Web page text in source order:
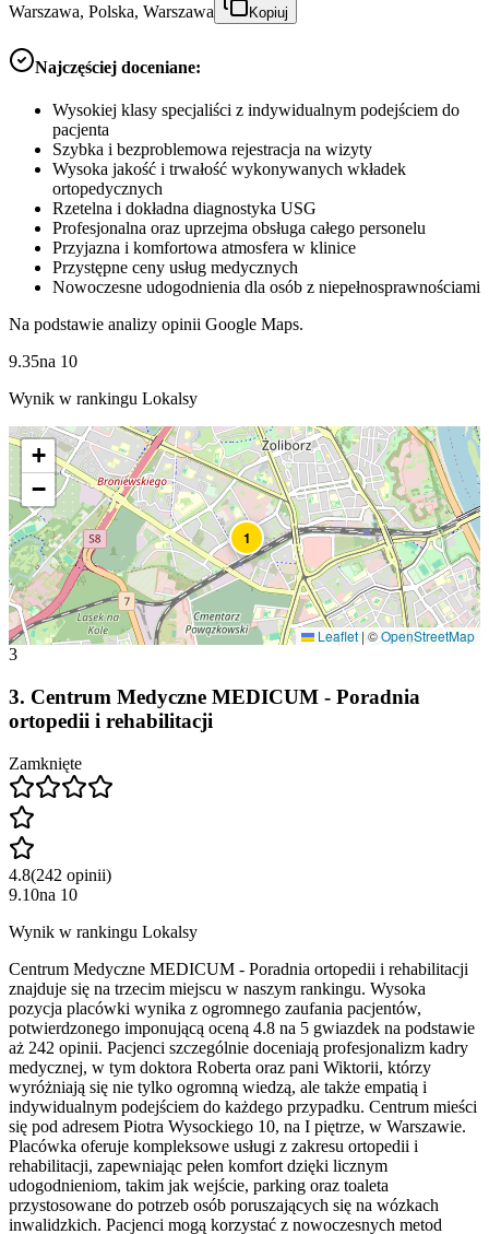
Warszawa, Polska, Warszawa
Kopiuj
Najczęściej doceniane:
Wysokiej klasy specjaliści z indywidualnym podejściem do
pacjenta
Szybka i bezproblemowa rejestracja na wizyty
Wysoka jakość i trwałość wykonywanych wkładek
ortopedycznych
Rzetelna i dokładna diagnostyka USG
Profesjonalna oraz uprzejma obsługa całego personelu
Przyjazna i komfortowa atmosfera w klinice
Przystępne ceny usług medycznych
Nowoczesne udogodnienia dla osób z niepełnosprawnościami
Na podstawie analizy opinii Google Maps.
9.35na 10
Wynik w rankingu Lokalsy
1
+
−
Leaflet |©OpenStreetMap
3
3. Centrum Medyczne MEDICUM - Poradnia
ortopedii i rehabilitacji
Zamknięte
4.8(242 opinii)
9.10na 10
Wynik w rankingu Lokalsy
Centrum Medyczne MEDICUM - Poradnia ortopedii i rehabilitacji
znajduje się na trzecim miejscu w naszym rankingu. Wysoka
pozycja placówki wynika z ogromnego zaufania pacjentów,
potwierdzonego imponującą oceną 4.8 na 5 gwiazdek na podstawie
aż 242 opinii. Pacjenci szczególnie doceniają profesjonalizm kadry
medycznej, w tym doktora Roberta oraz pani Wiktorii, którzy
wyróżniają się nie tylko ogromną wiedzą, ale także empatią i
indywidualnym podejściem do każdego przypadku. Centrum mieści
się pod adresem Piotra Wysockiego 10, na I piętrze, w Warszawie.
Placówka oferuje kompleksowe usługi z zakresu ortopedii i
rehabilitacji, zapewniając pełen komfort dzięki licznym
udogodnieniom, takim jak wejście, parking oraz toaleta
przystosowane do potrzeb osób poruszających się na wózkach
inwalidzkich. Pacjenci mogą korzystać z nowoczesnych metod